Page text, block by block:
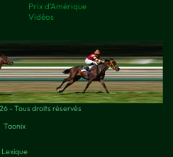
Prix d’Amérique
Vidéos
- Tous droits réservés
Taonix
Lexique